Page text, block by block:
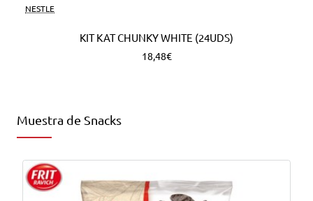
NESTLE
KIT KAT CHUNKY WHITE (24UDS)
18,48€
Muestra de Snacks